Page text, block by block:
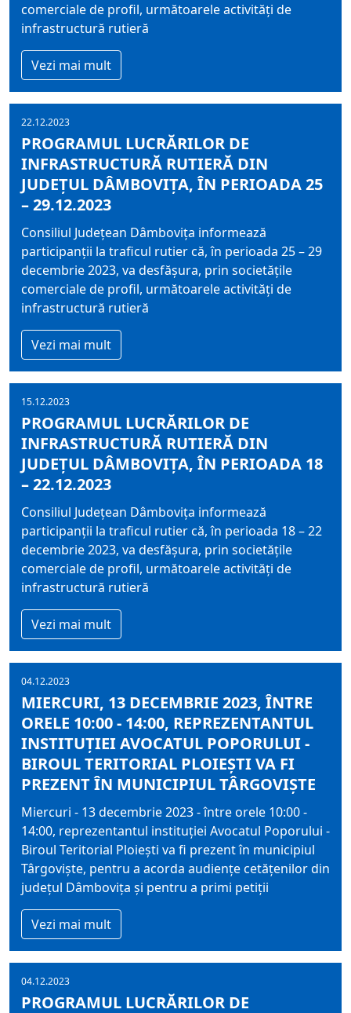
comerciale de profil, următoarele activități de
infrastructură rutieră
Vezi mai mult
22.12.2023
PROGRAMUL LUCRĂRILOR DE
INFRASTRUCTURĂ RUTIERĂ DIN
JUDEȚUL DÂMBOVIȚA, ÎN PERIOADA 25
– 29.12.2023
Consiliul Judeţean Dâmboviţa informează
participanţii la traficul rutier că, în perioada 25 – 29
decembrie 2023, va desfășura, prin societățile
comerciale de profil, următoarele activități de
infrastructură rutieră
Vezi mai mult
15.12.2023
PROGRAMUL LUCRĂRILOR DE
INFRASTRUCTURĂ RUTIERĂ DIN
JUDEȚUL DÂMBOVIȚA, ÎN PERIOADA 18
– 22.12.2023
Consiliul Judeţean Dâmboviţa informează
participanţii la traficul rutier că, în perioada 18 – 22
decembrie 2023, va desfășura, prin societățile
comerciale de profil, următoarele activități de
infrastructură rutieră
Vezi mai mult
04.12.2023
MIERCURI, 13 DECEMBRIE 2023, ÎNTRE
ORELE 10:00 - 14:00, REPREZENTANTUL
INSTITUŢIEI AVOCATUL POPORULUI -
BIROUL TERITORIAL PLOIEŞTI VA FI
PREZENT ÎN MUNICIPIUL TÂRGOVIŞTE
Miercuri - 13 decembrie 2023 - între orele 10:00 -
14:00, reprezentantul instituţiei Avocatul Poporului -
Biroul Teritorial Ploieşti va fi prezent în municipiul
Târgovişte, pentru a acorda audienţe cetăţenilor din
judeţul Dâmboviţa şi pentru a primi petiţii
Vezi mai mult
04.12.2023
PROGRAMUL LUCRĂRILOR DE